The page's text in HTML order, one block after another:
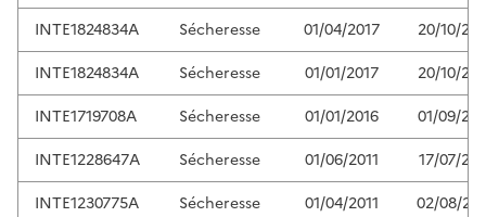
INTE1824834A
Sécheresse 01/04/2017
20/10/
INTE1824834A
Sécheresse 01/01/2017
20/10/
INTE1719708A
Sécheresse 01/01/2016
01/09/
INTE1228647A
Sécheresse 01/06/2011
17/07/
INTE1230775A
Sécheresse 01/04/2011 02/08/